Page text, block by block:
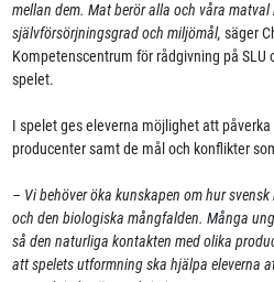
mellan dem. Mat berör alla och våra
självförsörjningsgrad och miljömål, säger
Kompetenscentrum för rådgivning på
spelet.
I spelet ges eleverna möjlighet att
producenter samt de mål och konflikter
– Vi behöver öka kunskapen om hur
och den biologiska mångfalden. Många
så den naturliga kontakten med olika
att spelets utformning ska hjälpa eleverna